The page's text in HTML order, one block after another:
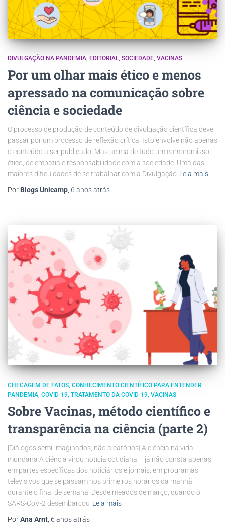
DIVULGAÇÃO NA PANDEMIA EDITORIAL SOCIEDADE VACINAS
Por um olhar mais ético e menos
apressado na comunicação sobre
ciência e sociedade
O processo de produção de conteúdo de divulgação científica deve
passar por um processo de reflexão crítica. Isto envolve não apenas
o conteúdo a ser publicado. Mas acima de tudo um compromisso
ético, de empatia e responsabilidade com a sociedade. Uma das
maiores dificuldades de se trabalhar com a Divulgação Leia mais
Por Blogs Unicamp 6 anosatrás
CHECAGEM DE FATOS CONHECIMENTO CIENTÍFICO PARA ENTENDER
PANDEMIA COVID-19 TRATAMENTO DA COVID-19 VACINAS
Sobre Vacinas, método científico e
transparência na ciência (parte 2)
[Diálogos semi-imaginados, não aleatórios] A ciência na vida
mundana A ciência virou notícia cotidiana – já não consta apenas
em partes específicas dos noticiários e jornais, em programas
televisivos que se passam nos primeiros horários da manhã
durante o final de semana. Desde meados de março, quando o
SARS-CoV-2 desembarcou Leia mais
PorAna Arnt, 6 anosatrás